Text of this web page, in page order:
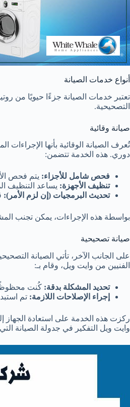
أنواع خدمات الصيانة
تعتبر خدمات الصيانة جزءًا حيويًا من
التصحيحية.
صيانة وقائية
تُعرف الصيانة الوقائية بأنها
دوري. هذه الخدمة تتضمن:
فحص شامل للأجزاء: يتم فحص
تنظيف الأجهزة: يساعد التنظيف
تحديث البرمجيات (إن لزم الأمر):
بواسطة هذه الإجراءات، يمكن تجنب
صيانة تصحيحية
على الجانب الآخر، تأتي الصيانة
الفنيين من وايت ويل، وقام بـ:
تحديد المشكلة بدقة: كُنت محظوظًا
إجراء الإصلاحات اللازمة: تم
ركزت هذه الخدمة على استعادة الجهاز
وايت ويل التفكير في جدولة الصيانة